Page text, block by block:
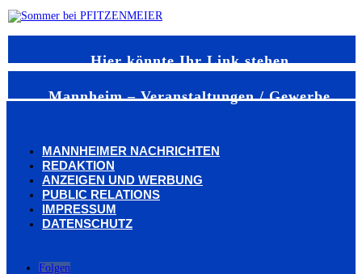
Hier könnte Ihr Link stehen
Mannheim – Veranstaltungen / Gewerbe
MANNHEIMER NACHRICHTEN
REDAKTION
ANZEIGEN UND WERBUNG
PUBLIC RELATIONS
IMPRESSUM
DATENSCHUTZ
Folgen